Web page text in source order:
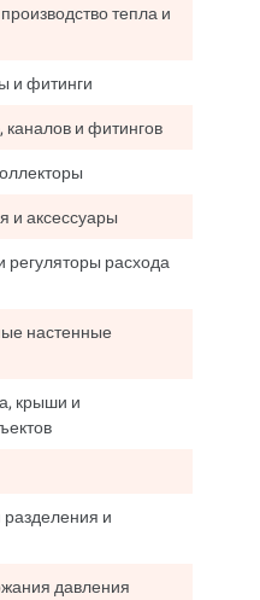
тепла и
и фитинги
каналов и фитингов
и аксессуары
регуляторы расхода
настенные
крыши и
и
давления